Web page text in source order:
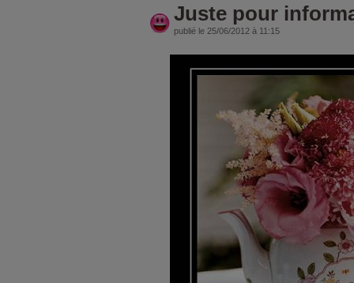
Juste pour
publié le 25/06/2012 à 11:15